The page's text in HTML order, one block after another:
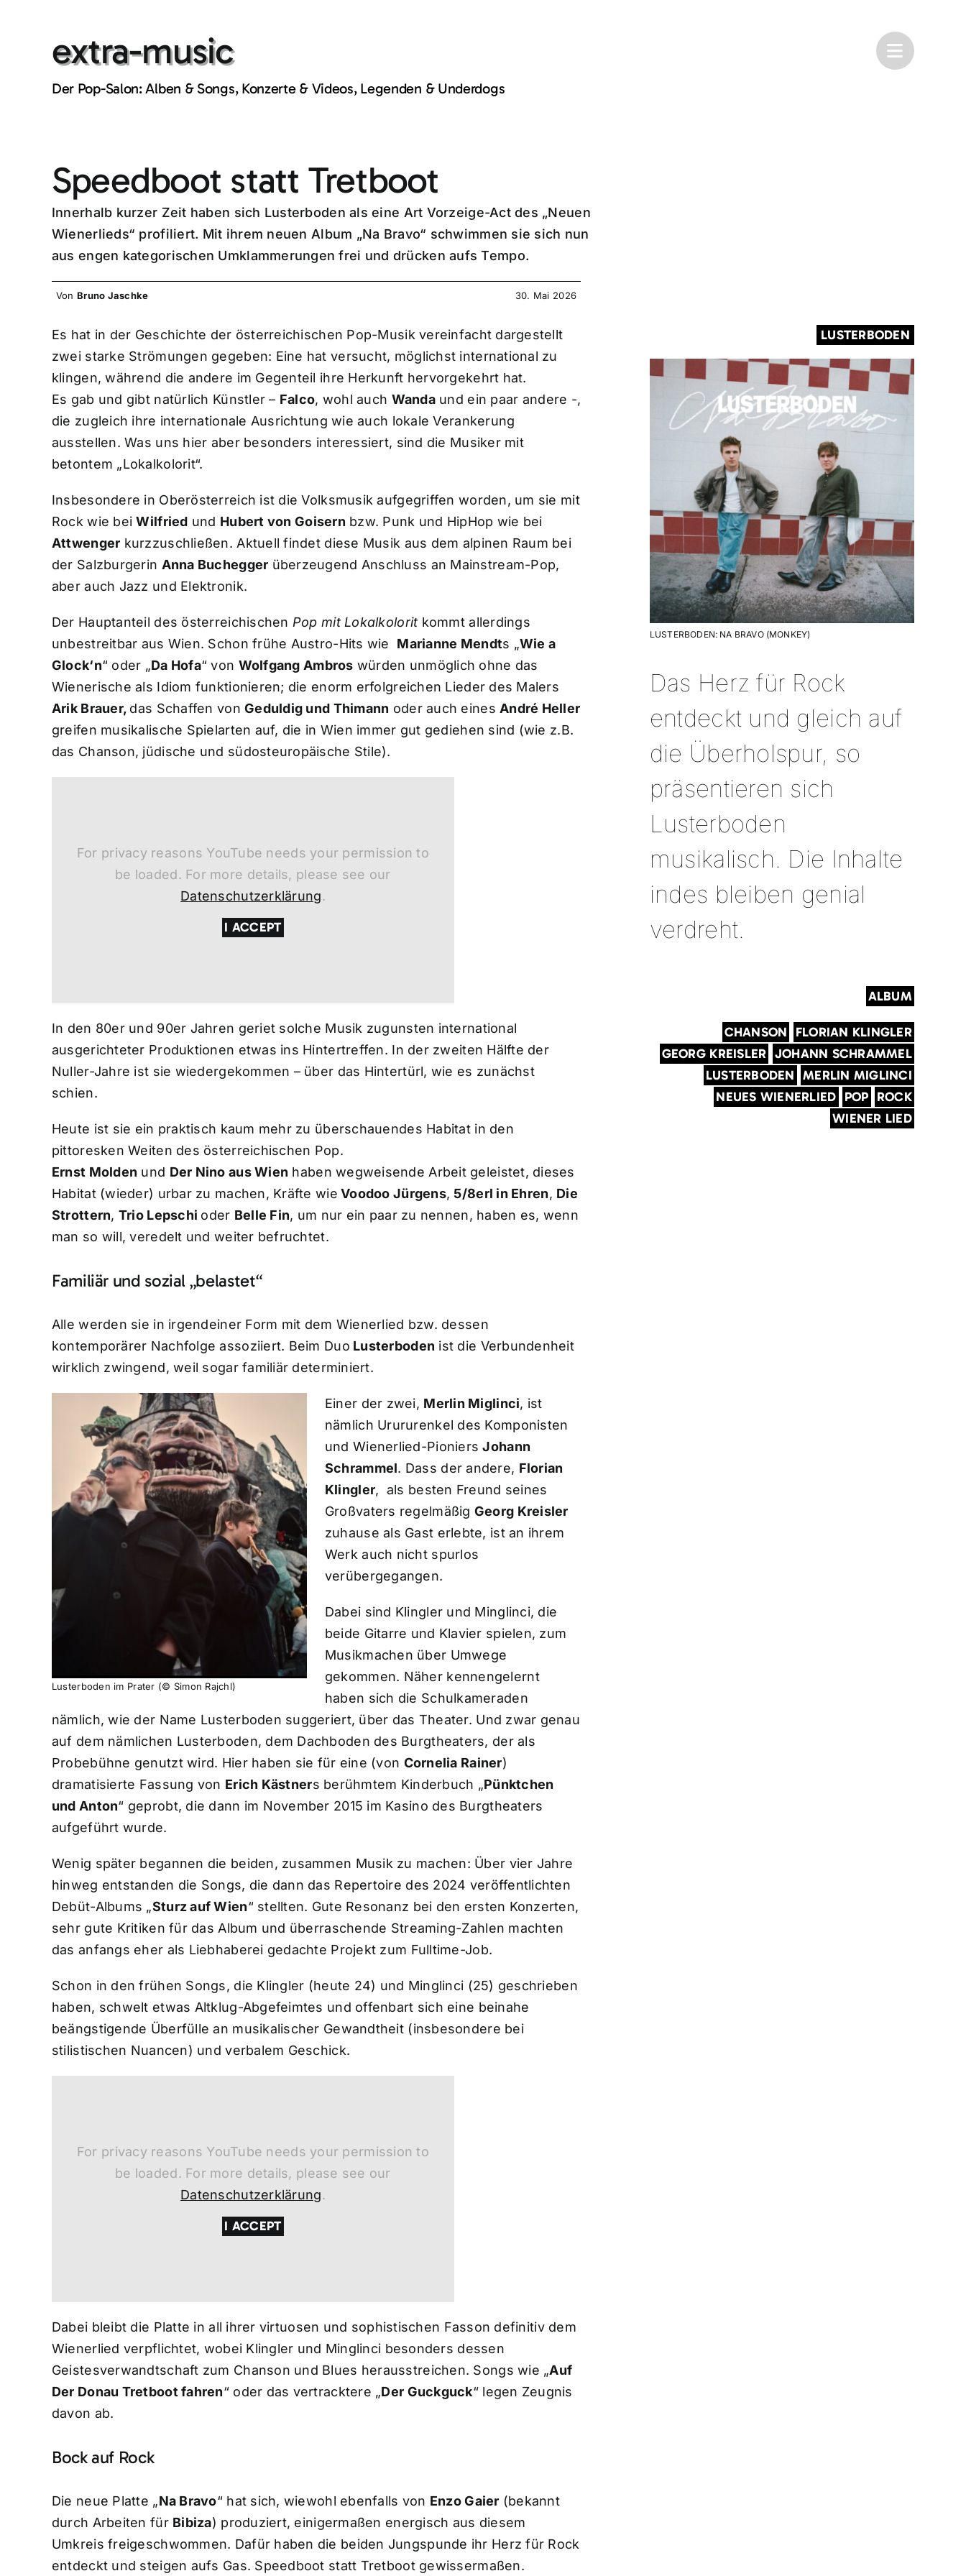
extra-music
Der Pop-Salon: Alben & Songs, Konzerte & Videos, Legenden & Underdogs
Speedboot statt Tretboot
Innerhalb kurzer Zeit haben sich Lusterboden als eine Art Vorzeige-Act des „Neuen
Wienerlieds“ profiliert. Mit ihrem neuen Album „Na Bravo“ schwimmen sie sich nun
aus engen kategorischen Umklammerungen frei und drücken aufs Tempo.
VonBruno Jaschke 30. Mai 2026
Es hat in der Geschichte der österreichischen Pop-Musik vereinfacht dargestellt
zwei starke Strömungen gegeben: Eine hat versucht, möglichst international zu
klingen, während die andere im Gegenteil ihre Herkunft hervorgekehrt hat.
Es gab und gibt natürlich Künstler – Falco, wohl auch Wandaund ein paar andere -,
die zugleich ihre internationale Ausrichtung wie auch lokale Verankerung
ausstellen. Was uns hier aber besonders interessiert, sind die Musiker mit
betontem „Lokalkolorit“.
Insbesondere in Oberösterreich ist die Volksmusik aufgegriffen worden, um sie mit
Rock wie beiWilfried und Hubert von Goisern bzw. Punk und HipHop wie bei
Attwenger kurzzuschließen. Aktuell findet diese Musik aus dem alpinen Raum bei
der Salzburgerin Anna Buchegger überzeugend Anschluss an Mainstream-Pop,
aber auch Jazz und Elektronik.
Der Hauptanteil des österreichischen Pop mit Lokalkolorit kommt allerdings
unbestreitbar aus Wien. Schon frühe Austro-Hits wie Marianne Mendts „Wie a
Glock‘n“ oder „Da Hofa“ von Wolfgang Ambros würden unmöglich ohne das
Wienerische als Idiom funktionieren; die enorm erfolgreichen Lieder des Malers
Arik Brauer, das Schaffen vonGeduldig und Thimann oder auch eines André Heller
greifen musikalische Spielarten auf, die in Wien immer gut gediehen sind (wie z.B.
das Chanson, jüdische und südosteuropäische Stile).
For privacy reasons YouTube needs your permission to
be loaded. For more details, please see our
Datenschutzerklärung.
I ACCEPT
In den 80er und 90er Jahren geriet solche Musik zugunsten international
ausgerichteter Produktionen etwas ins Hintertreffen. In der zweiten Hälfte der
Nuller-Jahre ist sie wiedergekommen – über das Hintertürl, wie es zunächst
schien.
Heute ist sie ein praktisch kaum mehr zu überschauendes Habitat in den
pittoresken Weiten des österreichischen Pop.
Ernst Molden und Der Nino aus Wien haben wegweisende Arbeit geleistet, dieses
Habitat (wieder) urbar zu machen, Kräfte wie Voodoo Jürgens, 5/8erl in Ehren, Die
Strottern, Trio Lepschi oder Belle Fin, um nur ein paar zu nennen, haben es, wenn
man so will, veredelt und weiter befruchtet.
Familiär und sozial „belastet“
Alle werden sie in irgendeiner Form mit dem Wienerlied bzw. dessen
kontemporärer Nachfolge assoziiert. Beim Duo Lusterboden ist die Verbundenheit
wirklich zwingend, weil sogar familiär determiniert.
Lusterboden im Prater (© Simon Rajchl)
Einer der zwei, Merlin Miglinci, ist
nämlich Urururenkel des Komponisten
und Wienerlied-PioniersJohann
Schrammel. Dass der andere, Florian
Klingler, als besten Freund seines
Großvaters regelmäßig Georg Kreisler
zuhause als Gast erlebte, ist an ihrem
Werk auch nicht spurlos
verübergegangen.
Dabei sind Klingler und Minglinci, die
beide Gitarre und Klavier spielen, zum
Musikmachen über Umwege
gekommen. Näher kennengelernt
haben sich die Schulkameraden
nämlich, wie der Name Lusterboden suggeriert, über das Theater. Und zwar genau
auf dem nämlichen Lusterboden, dem Dachboden des Burgtheaters, der als
Probebühne genutzt wird. Hier haben sie für eine (von Cornelia Rainer)
dramatisierte Fassung von Erich Kästners berühmtem Kinderbuch „Pünktchen
und Anton“ geprobt, die dann im November 2015 im Kasino des Burgtheaters
aufgeführt wurde.
Wenig später begannen die beiden, zusammen Musik zu machen: Über vier Jahre
hinweg entstanden die Songs, die dann das Repertoire des 2024 veröffentlichten
Debüt-Albums „Sturz auf Wien“ stellten. Gute Resonanz bei den ersten Konzerten,
sehr gute Kritiken für das Album und überraschende Streaming-Zahlen machten
das anfangs eher als Liebhaberei gedachte Projekt zum Fulltime-Job.
Schon in den frühen Songs, die Klingler (heute 24) und Minglinci (25) geschrieben
haben, schwelt etwas Altklug-Abgefeimtes und offenbart sich eine beinahe
beängstigende Überfülle an musikalischer Gewandtheit (insbesondere bei
stilistischen Nuancen) und verbalem Geschick.
For privacy reasons YouTube needs your permission to
be loaded. For more details, please see our
Datenschutzerklärung.
I ACCEPT
Dabei bleibt die Platte in all ihrer virtuosen und sophistischen Fasson definitiv dem
Wienerlied verpflichtet, wobei Klingler und Minglinci besonders dessen
Geistesverwandtschaft zum Chanson und Blues herausstreichen. Songs wie „Auf
Der Donau Tretboot fahren“ oder das vertracktere „Der Guckguck“ legen Zeugnis
davon ab.
Bock auf Rock
Die neue Platte „Na Bravo“ hat sich, wiewohl ebenfalls von Enzo Gaier (bekannt
durch Arbeiten für Bibiza) produziert, einigermaßen energisch aus diesem
Umkreis freigeschwommen. Dafür haben die beiden Jungspunde ihr Herz für Rock
entdeckt und steigen aufs Gas. Speedboot statt Tretboot gewissermaßen.
LUSTERBODEN
LUSTERBODEN: NA BRAVO (MONKEY)
Das Herz für Rock
entdeckt und gleich auf
die Überholspur, so
präsentieren sich
Lusterboden
musikalisch. Die Inhalte
indes bleiben genial
verdreht.
ALBUM
CHANSON
FLORIAN KLINGLER
GEORG KREISLER JOHANN SCHRAMMEL
LUSTERBODEN MERLIN MIGLINCI
NEUES WIENERLIED POP ROCK
WIENER LIED